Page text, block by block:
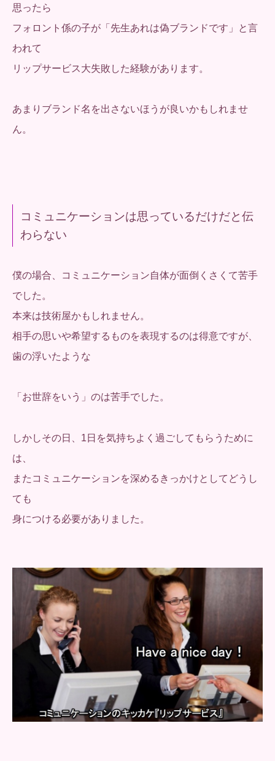
思ったら
フォロント係の子が「先生あれは偽ブランドです」と言
われて
リップサービス大失敗した経験があります。
あまりブランド名を出さないほうが良いかもしれませ
ん。
コミュニケーションは思っているだけだと伝
わらない
僕の場合、コミュニケーション自体が面倒くさくて苦手
でした。
本来は技術屋かもしれません。
相手の思いや希望するものを表現するのは得意ですが、
歯の浮いたような
「お世辞をいう」のは苦手でした。
しかしその日、1日を気持ちよく過ごしてもらうために
は、
またコミュニケーションを深めるきっかけとしてどうし
ても
身につける必要がありました。